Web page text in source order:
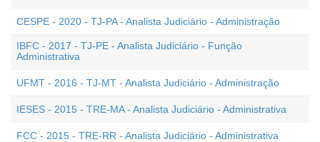
CESPE - 2020 - TJ-PA - Analista Judiciário - Administração
IBFC - 2017 - TJ-PE - Analista Judiciário - Função
Administrativa
UFMT - 2016 - TJ-MT - Analista Judiciário - Administração
IESES - 2015 - TRE-MA - Analista Judiciário - Administrativa
FCC - 2015 - TRE-RR - Analista Judiciário - Administrativa